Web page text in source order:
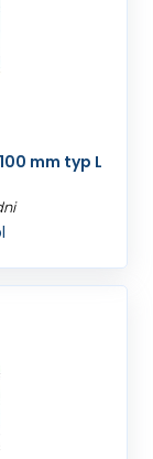
mm typ L